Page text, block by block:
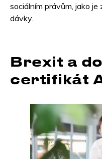
sociálním právům, jako
dávky.
Brexit a
certifikát